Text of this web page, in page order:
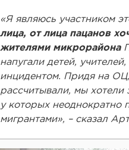
«Я являюсь участником
лица, от лица пацанов
жителями микрорайона
напугали детей,
инцидентом. Придя на
рассчитывали, мы хотели
у которых неоднократно
мигрантами», – сказал